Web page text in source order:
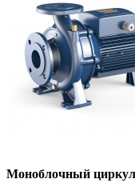
Моноблочный